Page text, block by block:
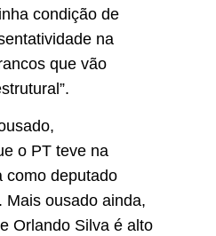
condição de
na
que vão
o PT teve na
como deputado
Mais ousado ainda,
Orlando Silva é alto